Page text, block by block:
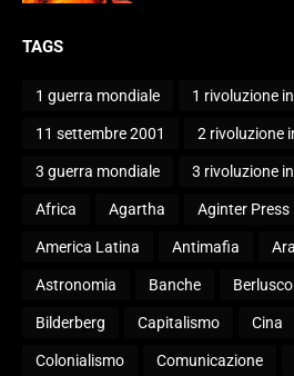
TAGS
1 guerra mondiale 1 rivoluzione
11 settembre 2001 2 rivoluzione
3 guerra mondiale 3 rivoluzione
Africa Agartha Aginter Press
America Latina Antimafia
Astronomia Banche
Bilderberg Capitalismo Cina
Colonialismo Comunicazione